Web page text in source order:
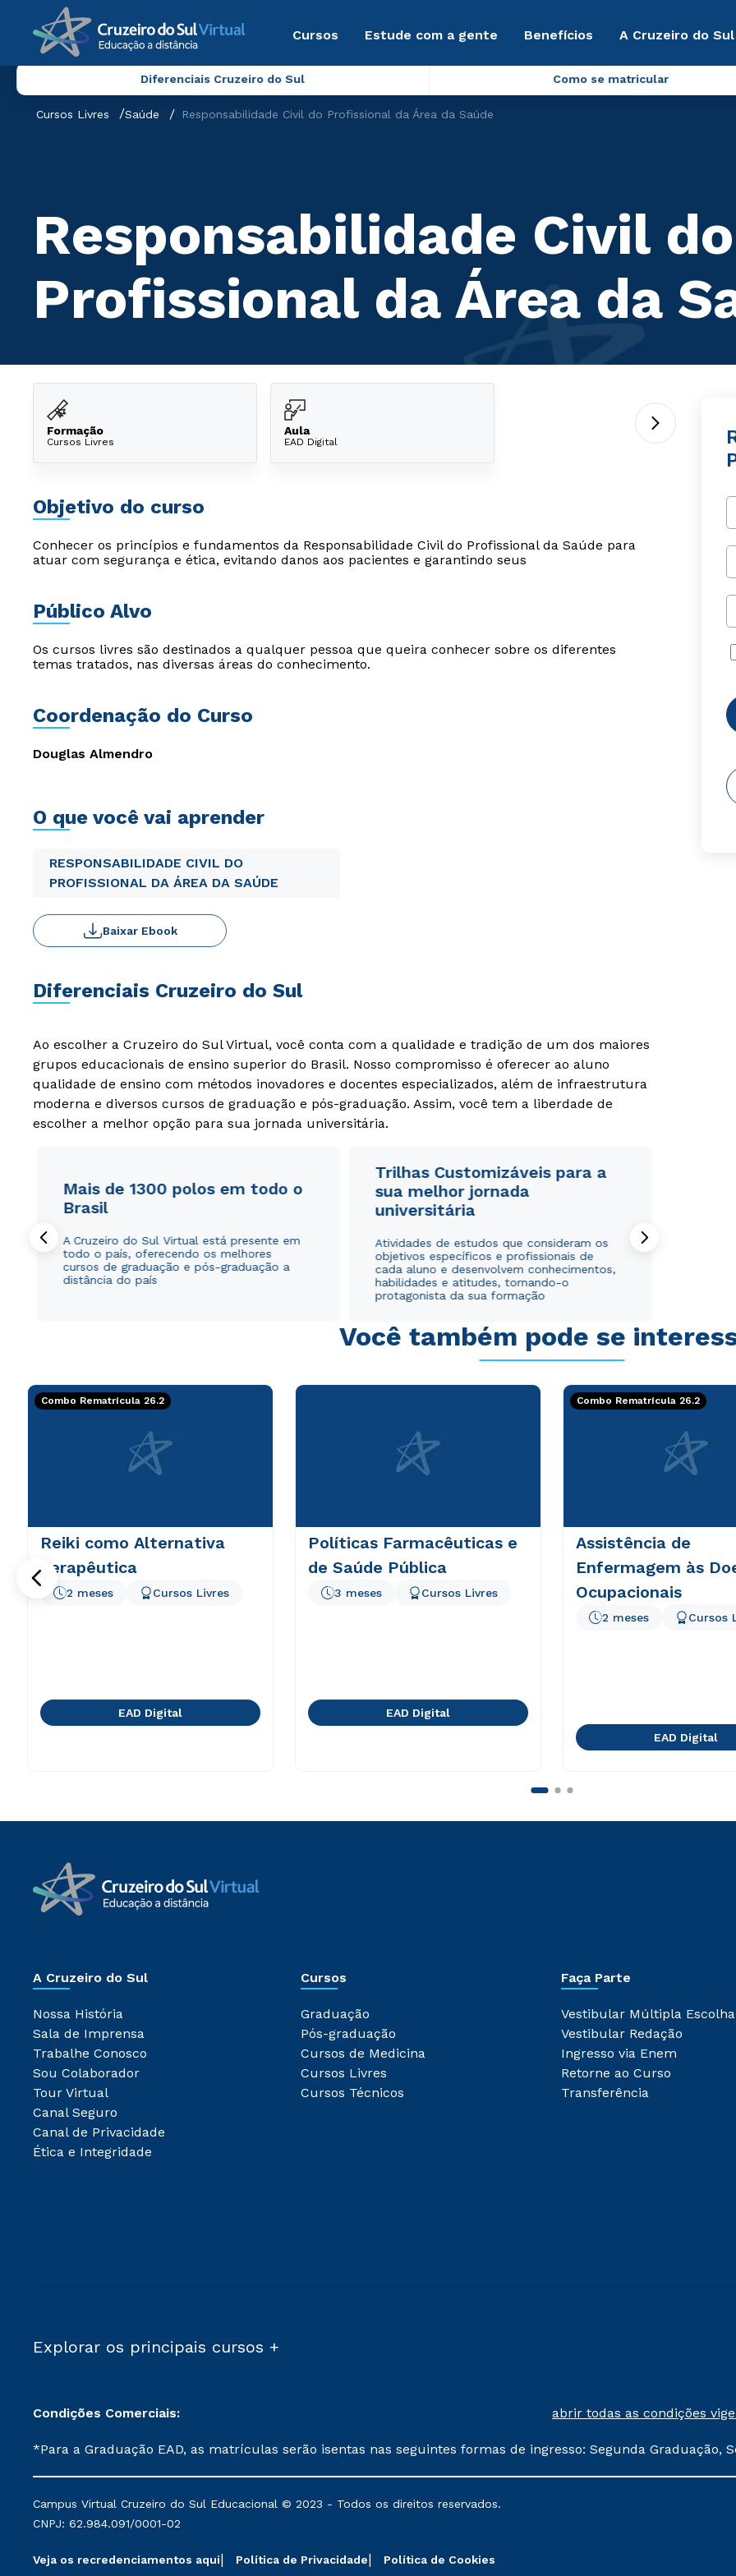
Cursos Estude com a gente Benefícios A Cruzeiro do
Diferenciais Cruzeiro do Sul Como se matricular
Cursos Livres Saúde Responsabilidade Civil do Profissional da Área da Saúde
Responsabilidade Civil do
Profissional da Área da
Formação
Cursos Livres
Aula
EAD Digital
Objetivo do curso
Conhecer os princípios e fundamentos da Responsabilidade Civil do Profissional da Saúde para
atuar com segurança e ética, evitando danos aos pacientes e garantindo seus
Público Alvo
Os cursos livres são destinados a qualquer pessoa que queira conhecer sobre os diferentes
temas tratados, nas diversas áreas do conhecimento.
Coordenação do Curso
Douglas Almendro
O que você vai aprender
RESPONSABILIDADE CIVIL DO
PROFISSIONAL DA ÁREA DA SAÚDE
Baixar Ebook
Diferenciais Cruzeiro do Sul
Ao escolher a Cruzeiro do Sul Virtual, você conta com a qualidade e tradição de um dos maiores
grupos educacionais de ensino superior do Brasil. Nosso compromisso é oferecer ao aluno
qualidade de ensino com métodos inovadores e docentes especializados, além de infraestrutura
moderna e diversos cursos de graduação e pós-graduação. Assim, você tem a liberdade de
escolher a melhor opção para sua jornada universitária.
Mais de 1300 polos em todo o
Brasil
A Cruzeiro do Sul Virtual está presente em
todo o país, oferecendo os melhores
cursos de graduação e pós-graduação a
distância do país
Trilhas Customizáveis para a
sua melhor jornada
universitária
Atividades de estudos que consideram os
objetivos específicos e profissionais de
cada aluno e desenvolvem conhecimentos,
habilidades e atitudes, tornando-o
protagonista da sua formação
Você também pode se
Combo Rematrícula 26.2
Reiki como Alternativa
Terapêutica
2 meses Cursos Livres
EAD Digital
Políticas Farmacêuticas e
de Saúde Pública
3 meses Cursos Livres
EAD Digital
Combo Rematrícula 26.2
Assistência de
Enfermagem às
Ocupacionais
2 meses Cursos
EAD Digital
A Cruzeiro do Sul
Nossa História
Sala de Imprensa
Trabalhe Conosco
Sou Colaborador
Tour Virtual
Canal Seguro
Canal de Privacidade
Ética e Integridade
Cursos
Graduação
Pós-graduação
Cursos de Medicina
Cursos Livres
Cursos Técnicos
Faça Parte
Vestibular Múltipla Escolha
Vestibular Redação
Ingresso via Enem
Retorne ao Curso
Transferência
Explorar os principais cursos +
Condições Comerciais: abrir todas as condições
*Para a Graduação EAD, as matrículas serão isentas nas seguintes formas de ingresso: Segunda Graduação,
mantidos conforme negociação. Descontos institucionais poderão sofrer alterações nos períodos de
serviços.
Campus Virtual Cruzeiro do Sul Educacional © 2023 - Todos os direitos reservados.
CNPJ: 62.984.091/0001-02
Veja os recredenciamentos aqui Política de Privacidade Política de Cookies
Rápido e fácil
ou
autorizo que meus dados sejam utilizados para o
envio de conteúdos da Cruzeiro do Sul.
Rápido e fácil
ou
autorizo que meus dados sejam utilizados para o
envio de conteúdos da Cruzeiro do Sul.